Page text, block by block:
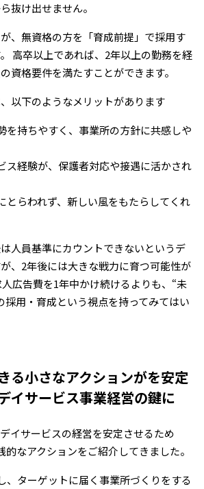
抜け出せません。
、無資格の方を「育成前提」で採用す
高卒以上であれば、2年以上の勤務を経
資格要件を満たすことができます。
以下のようなメリットがあります
を持ちやすく、事業所の方針に共感しや
ス経験が、保護者対応や接遇に活かされ
とらわれず、新しい風をもたらしてくれ
人員基準にカウントできないというデ
、2年後には大きな戦力に育つ可能性が
広告費を1年中かけ続けるよりも、“未
採用・育成という視点を持ってみてはい
る小さなアクションがを安定
イサービス事業経営の鍵に
イサービスの経営を安定させるため
的なアクションをご紹介してきました。
、ターゲットに届く事業所づくりをする